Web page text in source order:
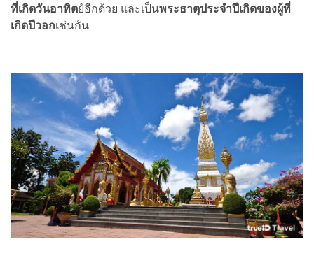
ที่เกิดวันอาทิตย์อีกด้วย และเป็นพระธาตุประจำปีเกิดของผู้ที่
เกิดปีวอกเช่นกัน